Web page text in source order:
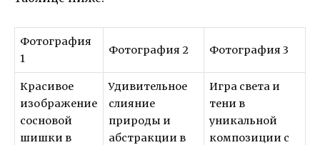
Фотография
1
Фотография 2 Фотография 3
Красивое
изображение
сосновой
шишки в
Удивительное
слияние
природы и
абстракции в
Игра света и
тени в
уникальной
композиции с